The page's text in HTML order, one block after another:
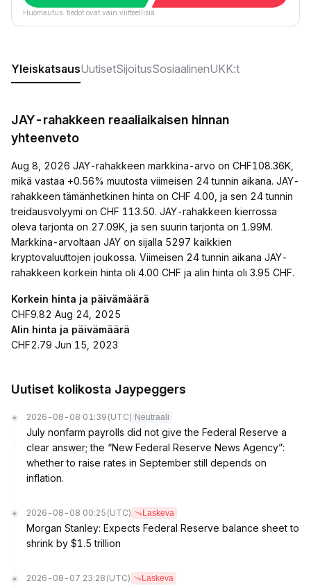
Huomautus: tiedot ovat vain viitteellisiä.
YleiskatsausUutisetSijoitusSosiaalinenUKK:t
JAY-rahakkeen reaaliaikaisen hinnan
yhteenveto
Aug 8, 2026 JAY-rahakkeen markkina-arvo on CHF108.36K,
mikä vastaa +0.56% muutosta viimeisen 24 tunnin aikana. JAY-
rahakkeen tämänhetkinen hinta on CHF 4.00, ja sen 24 tunnin
treidausvolyymi on CHF 113.50. JAY-rahakkeen kierrossa
oleva tarjonta on 27.09K, ja sen suurin tarjonta on 1.99M.
Markkina-arvoltaan JAY on sijalla 5297 kaikkien
kryptovaluuttojen joukossa. Viimeisen 24 tunnin aikana JAY-
rahakkeen korkein hinta oli 4.00 CHF ja alin hinta oli 3.95 CHF.
Korkein hinta ja päivämäärä
CHF9.82 Aug 24, 2025
Alin hinta ja päivämäärä
CHF2.79 Jun 15, 2023
Uutiset kolikosta Jaypeggers
2026-08-08 01:39 (UTC) Neutraali
July nonfarm payrolls did not give the Federal Reserve a
clear answer; the “New Federal Reserve News Agency”:
whether to raise rates in September still depends on
inflation.
2026-08-08 00:25 (UTC) Laskeva
Morgan Stanley: Expects Federal Reserve balance sheet to
shrink by $1.5 trillion
2026-08-07 23:28 (UTC) Laskeva